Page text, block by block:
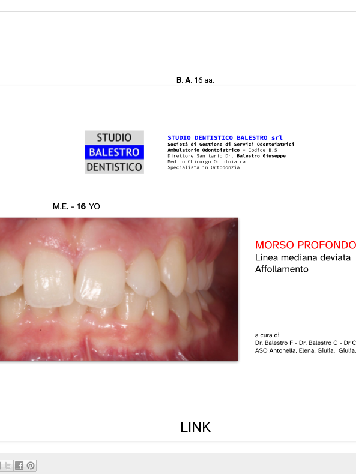
B. A.16 aa.
LINK